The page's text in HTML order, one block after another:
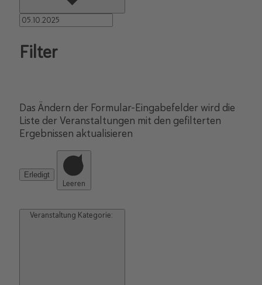
Filter
Das Ändern der Formular-Eingabefelder wird die
Liste der Veranstaltungen mit den gefilterten
Ergebnissen aktualisieren
Erledigt
Leeren
Veranstaltung Kategorie: